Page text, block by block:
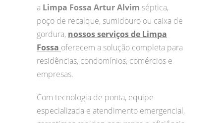
a Limpa Fossa Artur Alvim séptica,
poço de recalque, sumidouro ou caixa de
gordura, nossos serviços de Limpa
Fossa oferecem a solução completa para
residências, condomínios, comércios e
empresas.
Com tecnologia de ponta, equipe
especializada e atendimento emergencial,